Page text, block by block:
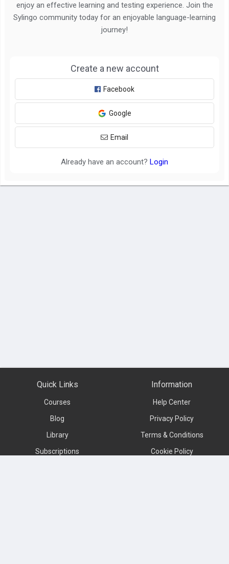
enjoy an effective learning and testing experience. Join the
Sylingo community today for an enjoyable language-learning
journey!
Create a new account
Facebook
Google
Email
Already have an account? Login
Quick Links
Courses
Blog
Library
Subscriptions
Information
Help Center
Privacy Policy
Terms & Conditions
Cookie Policy